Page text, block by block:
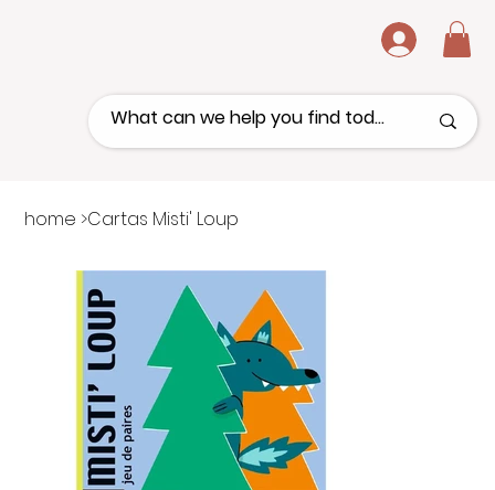
.
home >Cartas Misti' Loup